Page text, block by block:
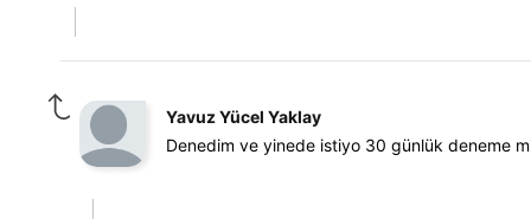
Yavuz Yücel Yaklay
Denedim ve yinede istiyo 30 günlük deneme